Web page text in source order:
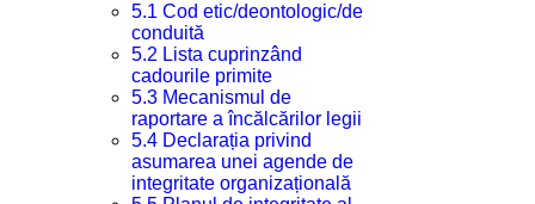
5.1 Cod etic/deontologic/de
conduită
5.2 Lista cuprinzând
cadourile primite
5.3 Mecanismul de
raportare a încălcărilor legii
5.4 Declarația privind
asumarea unei agende de
integritate organizațională